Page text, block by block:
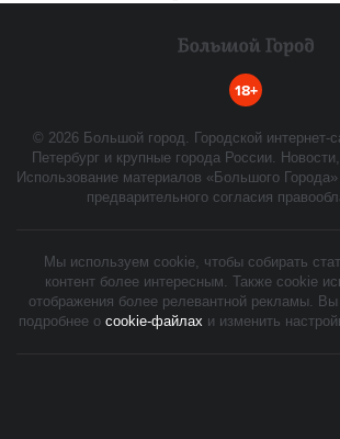
18+
© 2026 Большой город. Городской интернет-
Петербург и крупные города России.
Использование материалов «Большого
предварительного согласия
Мы используем cookie, чтобы собирать
контент более интересным. Также cookie
отображения более релевантной рекламы.
подробнее о cookie-файлах и изменить